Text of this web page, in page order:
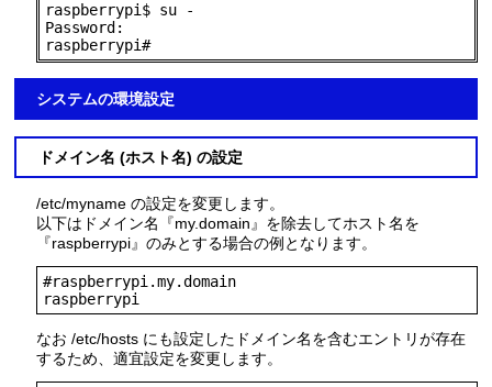
raspberrypi$ su -
Password:
raspberrypi#
システムの環境設定
ドメイン名 (ホスト名) の設定
/etc/myname の設定を変更します。
以下はドメイン名『my.domain』を除去してホスト名を
『raspberrypi』のみとする場合の例となります。
#raspberrypi.my.domain
raspberrypi
なお /etc/hosts にも設定したドメイン名を含むエントリが存在
するため、適宜設定を変更します。